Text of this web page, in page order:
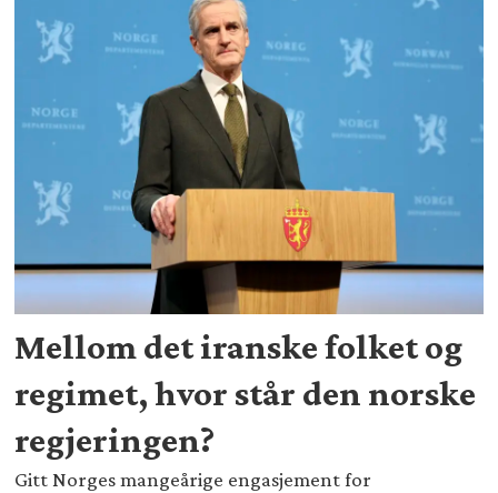
Mellom det iranske folket og
regimet, hvor står den norske
regjeringen?
Gitt Norges mangeårige engasjement for